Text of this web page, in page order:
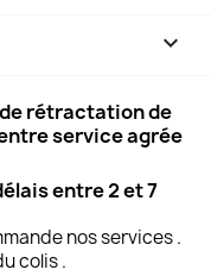
keyboard_arrow_down
rétractation de
service agrée
entre 2 et 7
nos services .
colis .